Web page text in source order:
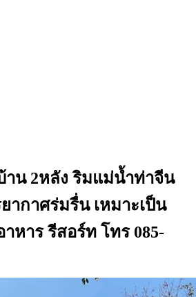
น 2หลัง ริมแม่น้ำท่าจีน
ากาศร่มรื่น เหมาะเป็น
หาร รีสอร์ท โทร 085-